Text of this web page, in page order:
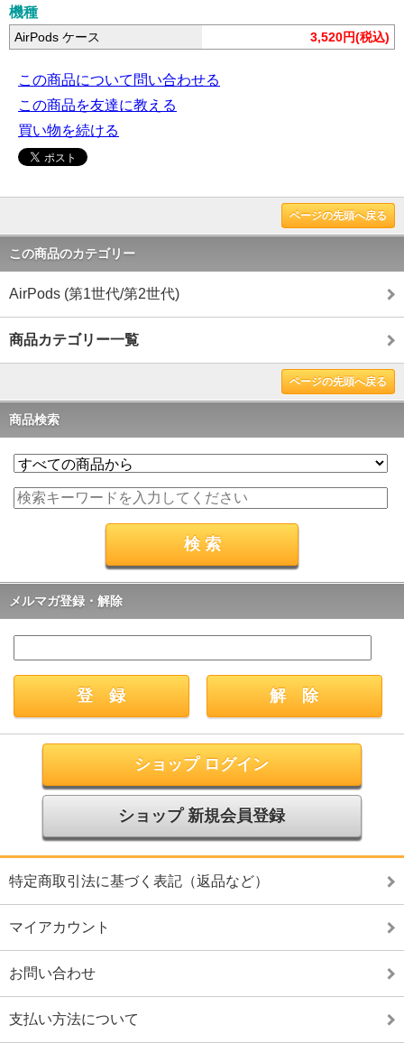
機種
AirPods ケース 3,520円(税込)
この商品について問い合わせる
この商品を友達に教える
買い物を続ける
ページの先頭へ戻る
この商品のカテゴリー
AirPods (第1世代/第2世代)
商品カテゴリー一覧
ページの先頭へ戻る
商品検索
メルマガ登録・解除
ショップ ログイン
ショップ 新規会員登録
特定商取引法に基づく表記（返品など）
マイアカウント
お問い合わせ
支払い方法について